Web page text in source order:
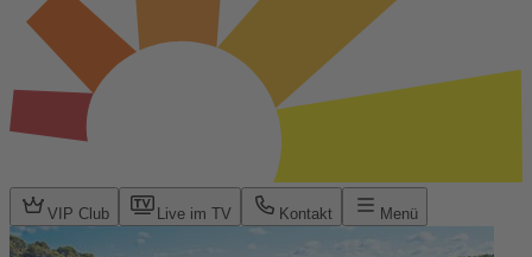
VIP Club Live im TV Kontakt Menü